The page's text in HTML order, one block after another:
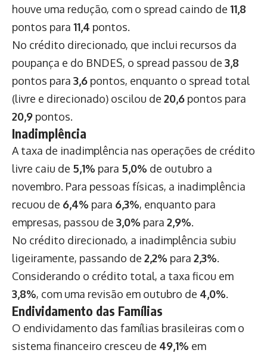
houve uma redução, com o spread caindo de 11,8
pontos para 11,4 pontos.
No crédito direcionado, que inclui recursos da
poupança e do BNDES, o spread passou de 3,8
pontos para 3,6 pontos, enquanto o spread total
(livre e direcionado) oscilou de 20,6 pontos para
20,9 pontos.
Inadimplência
A taxa de inadimplência nas operações de crédito
livre caiu de 5,1% para 5,0% de outubro a
novembro. Para pessoas físicas, a inadimplência
recuou de 6,4% para 6,3%, enquanto para
empresas, passou de 3,0% para 2,9%.
No crédito direcionado, a inadimplência subiu
ligeiramente, passando de 2,2% para 2,3%.
Considerando o crédito total, a taxa ficou em
3,8%, com uma revisão em outubro de 4,0%.
Endividamento das Famílias
O endividamento das famílias brasileiras com o
sistema financeiro cresceu de 49,1% em